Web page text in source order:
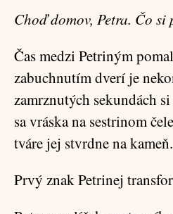
Choď domov, Petra. Čo
Čas medzi Petriným
zabuchnutím dverí je
zamrznutých sekundách
sa vráska na sestrinom
tváre jej stvrdne na kameň.
Prvý znak Petrinej